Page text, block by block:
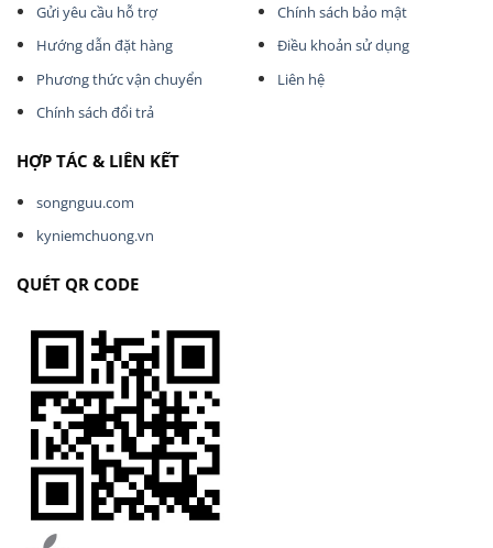
Gửi yêu cầu hỗ trợ
Hướng dẫn đặt hàng
Phương thức vận chuyển
Chính sách đổi trả
Chính sách bảo mật
Điều khoản sử dụng
Liên hệ
HỢP TÁC & LIÊN KẾT
songnguu.com
kyniemchuong.vn
QUÉT QR CODE